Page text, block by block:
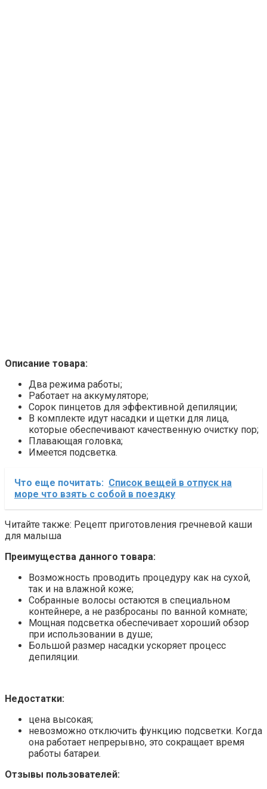
Описание товара:
Два режима работы;
Работает на аккумуляторе;
Сорок пинцетов для эффективной депиляции;
В комплекте идут насадки и щетки для лица,
которые обеспечивают качественную очистку пор;
Плавающая головка;
Имеется подсветка.
Что еще почитать: Список вещей в отпуск на
море что взять с собой в поездку
Читайте также: Рецепт приготовления гречневой каши
для малыша
Преимущества данного товара:
Возможность проводить процедуру как на сухой,
так и на влажной коже;
Собранные волосы остаются в специальном
контейнере, а не разбросаны по ванной комнате;
Мощная подсветка обеспечивает хороший обзор
при использовании в душе;
Большой размер насадки ускоряет процесс
депиляции.
Недостатки:
цена высокая;
невозможно отключить функцию подсветки. Когда
она работает непрерывно, это сокращает время
работы батареи.
Отзывы пользователей: